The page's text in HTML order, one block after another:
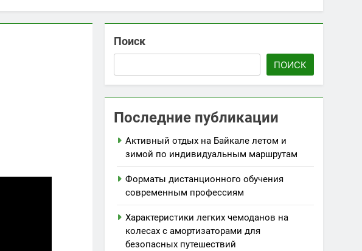
Поиск
ПОИСК
Последние публикации
Активный отдых на Байкале летом и
зимой по индивидуальным маршрутам
Форматы дистанционного обучения
современным профессиям
Характеристики легких чемоданов на
колесах с амортизаторами для
безопасных путешествий